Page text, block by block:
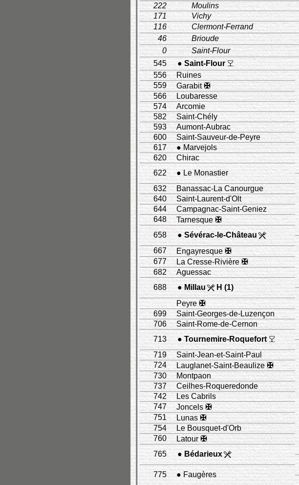
222
Moulins
171
Vichy
116
Clermont-Ferrand
46
Brioude
0
Saint-Flour
545
● Saint-Flour
556
Ruines
559
Garabit ✠
566
Loubaresse
574
Arcomie
582
Saint-Chély
593
Aumont-Aubrac
600
Saint-Sauveur-de-Peyre
617
● Marvejols
620
Chirac
622
● Le Monastier
632
Banassac-La Canourgue
640
Saint-Laurent-d'Olt
644
Campagnac-Saint-Geniez
648
Tarnesque ✠
658
● Sévérac-le-Château
667
Engayresque ✠
677
La Cresse-Rivière ✠
682
Aguessac
688
● Millau H (1)
Peyre✠
699
Saint-Georges-de-Luzençon
706
Saint-Rome-de-Cernon
713
● Tournemire-Roquefort
719
Saint-Jean-et-Saint-Paul
724
Lauglanet-Saint-Beaulize ✠
730
Montpaon
737
Ceilhes-Roqueredonde
742
Les Cabrils
747
Joncels ✠
751
Lunas ✠
754
Le Bousquet-d'Orb
760
Latour✠
765
● Bédarieux
775
● Faugères